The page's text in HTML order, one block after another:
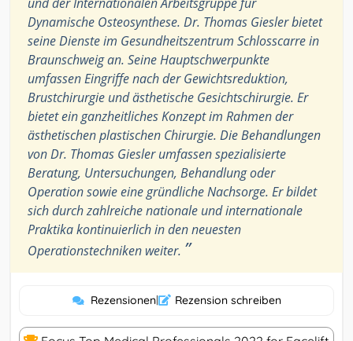
und der Internationalen Arbeitsgruppe für
Dynamische Osteosynthese. Dr. Thomas Giesler bietet
seine Dienste im Gesundheitszentrum Schlosscarre in
Braunschweig an. Seine Hauptschwerpunkte
umfassen Eingriffe nach der Gewichtsreduktion,
Brustchirurgie und ästhetische Gesichtschirurgie. Er
bietet ein ganzheitliches Konzept im Rahmen der
ästhetischen plastischen Chirurgie. Die Behandlungen
von Dr. Thomas Giesler umfassen spezialisierte
Beratung, Untersuchungen, Behandlung oder
Operation sowie eine gründliche Nachsorge. Er bildet
sich durch zahlreiche nationale und internationale
Praktika kontinuierlich in den neuesten
Operationstechniken weiter. ”
Rezensionen| Rezension schreiben